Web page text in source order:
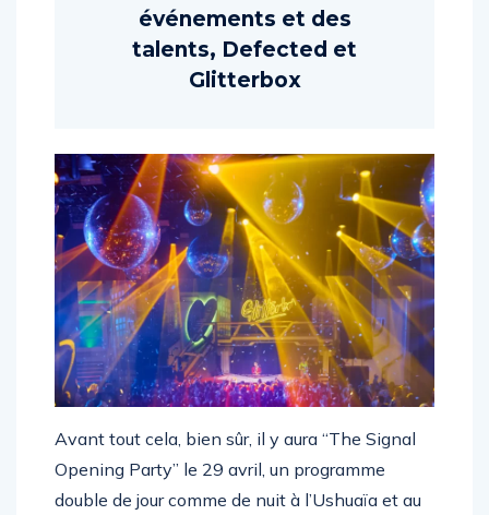
événements et des
talents, Defected et
Glitterbox
Avant tout cela, bien sûr, il y aura “The Signal
Opening Party” le 29 avril, un programme
double de jour comme de nuit à l’Ushuaïa et au